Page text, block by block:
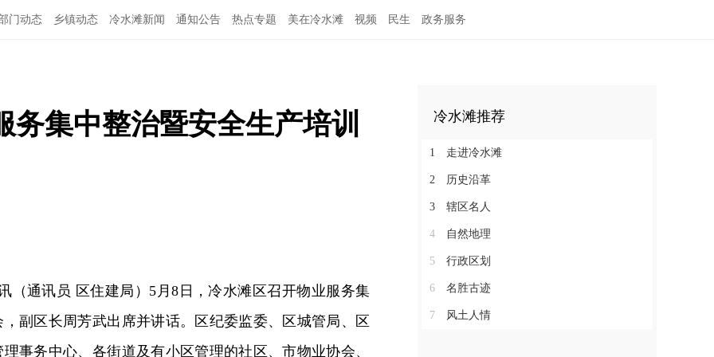
门动态 乡镇动态 冷水滩新闻 通知公告 热点专题 美在冷水滩 视频 民生 政务服务
集中整治暨安全生产培训
（通讯员 区住建局）5月8日，冷水滩区召开物业服务集
副区长周芳武出席并讲话。区纪委监委、区城管局、区
事务中心、各街道及有小区管理的社区、市物业协会、
冷水滩推荐
1 走进冷水滩
2 历史沿革
3 辖区名人
4 自然地理
5 行政区划
6 名胜古迹
7 风土人情